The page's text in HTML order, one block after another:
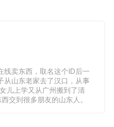
卖东西，取名这个ID后一
从山东老家去了汉口，从事
儿上学又从广州搬到了清
交到很多朋友的山东人。